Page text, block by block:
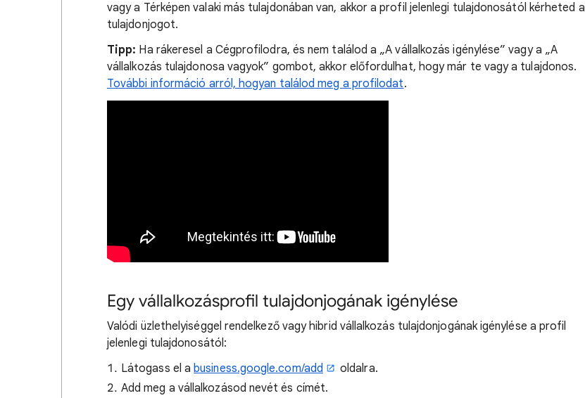
vagy a Térképen valaki más tulajdonában van, akkor a profil jelenlegi tulajdonosától kérheted a
tulajdonjogot.
Tipp: Ha rákeresel a Cégprofilodra, és nem találod a „A vállalkozás igénylése” vagy a „A
vállalkozás tulajdonosa vagyok” gombot, akkor előfordulhat, hogy már te vagy a tulajdonos.
További információ arról, hogyan találod meg a profilodat.
Egy vállalkozásprofil tulajdonjogának igénylése
Valódi üzlethelyiséggel rendelkező vagy hibrid vállalkozás tulajdonjogának igénylése a profil
jelenlegi tulajdonosától:
Látogass el abusiness.google.com/add
oldalra.
Add meg a vállalkozásod nevét és címét.